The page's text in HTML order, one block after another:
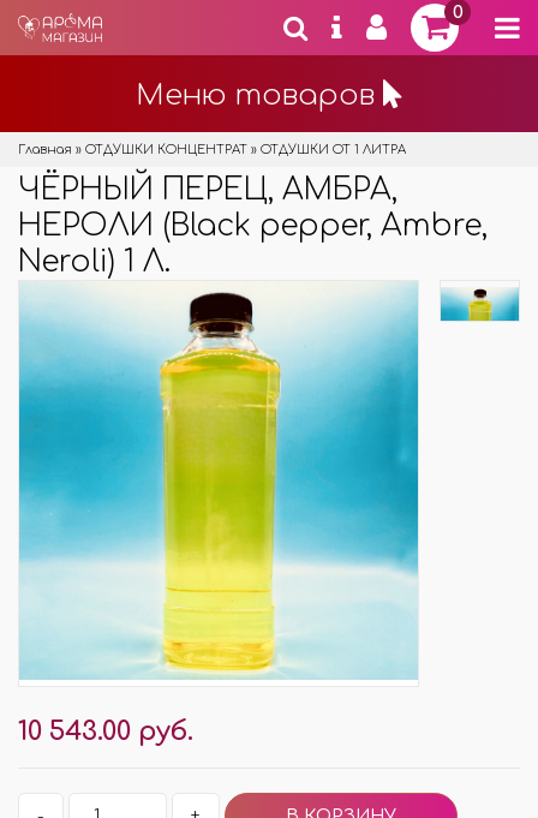
0
Меню товаров
Главная » ОТДУШКИ КОНЦЕНТРАТ » ОТДУШКИ ОТ 1 ЛИТРА
ЧЁРНЫЙ ПЕРЕЦ, АМБРА,
НЕРОЛИ (Black pepper, Ambre,
Neroli) 1 Л.
10 543.00 руб.